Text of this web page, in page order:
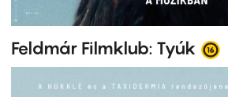
Feldmár Filmklub: Tyúk